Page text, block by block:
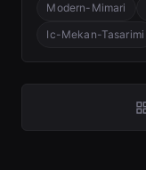
Modern-Mimari
Ic-Mekan-Tasarimi